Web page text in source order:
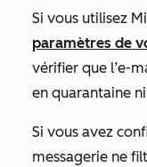
Si vous utilisez
paramètres de
vérifier que l’e-
en quarantaine
Si vous avez
messagerie ne